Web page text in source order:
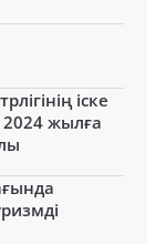
іске
жылға